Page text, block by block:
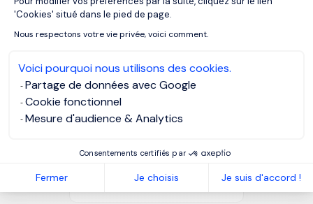
'Cookies' situé dans le pied de page.
Nous respectons votre vie privée, voici comment.
Voici pourquoi nous utilisons des cookies.
Partage de données avec Google
Cookie fonctionnel
Mesure d'audience & Analytics
Consentements certifiés par
Fermer Je choisis Je suis d'accord !
Axeptio consent
Assistante de direction :
pourquoi le vrai enjeu n’est
pas le CV, mais le matching